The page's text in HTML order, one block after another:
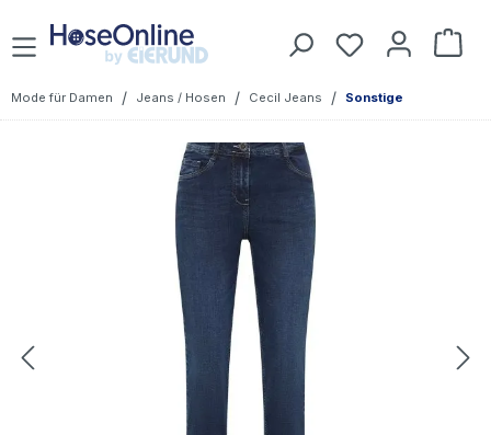
Zum Hauptinhalt springen Du hast 0
Mode für Damen / Jeans / Hosen / Cecil Jeans / Sonstige
Bildergalerie überspringen